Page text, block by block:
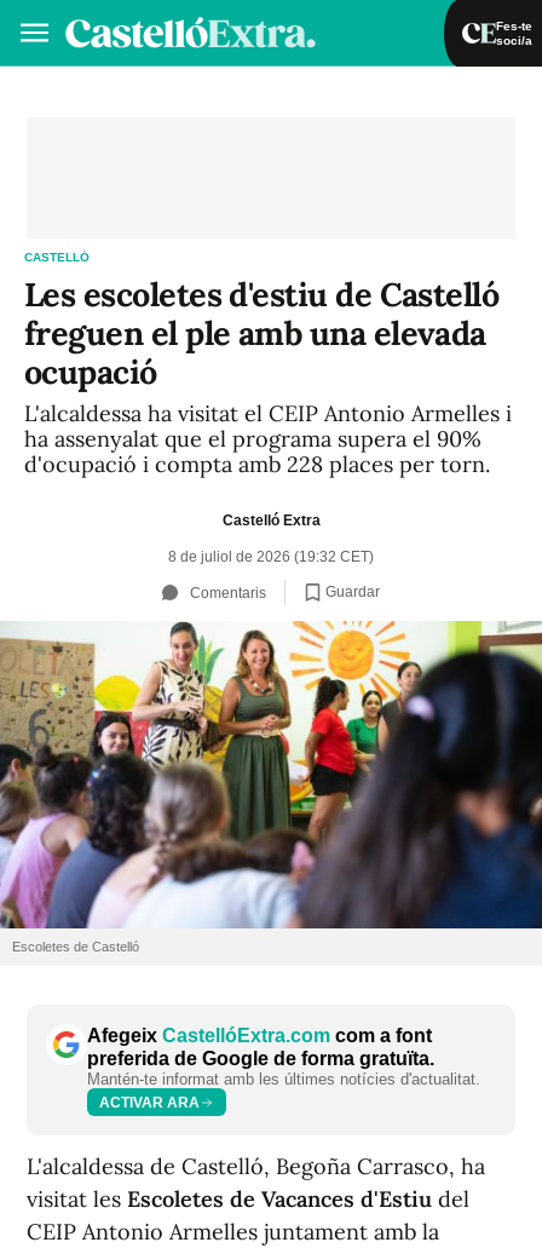
Fes-te
soci/a
CASTELLÓ
Les escoletes d'estiu de Castelló
freguen el ple amb una elevada
ocupació
L'alcaldessa ha visitat el CEIP Antonio Armelles i
ha assenyalat que el programa supera el 90%
d'ocupació i compta amb 228 places per torn.
Castelló Extra
8 de juliol de 2026 (19:32 CET)
Comentaris Guardar
Escoletes de Castelló
Afegeix CastellóExtra.com com a font
preferida de Google de forma gratuïta.
Mantén-te informat amb les últimes notícies d'actualitat.
ACTIVAR ARA
L'alcaldessa de Castelló, Begoña Carrasco, ha
visitat les Escoletes de Vacances d'Estiu del
CEIP Antonio Armelles juntament amb la